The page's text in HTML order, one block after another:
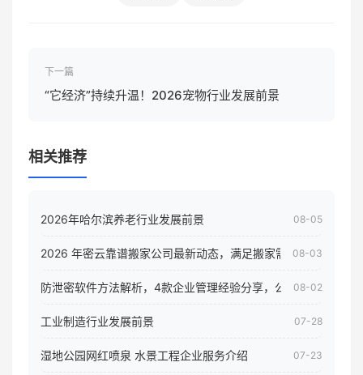
下一篇
“它经济”持续升温！2026宠物行业发展前景
相关推荐
2026年哈尔滨养老行业发展前景 08-05
2026 年密云靠谱搬家公司最新动态，满足搬家需求！08-03
防泄密软件方法解析，4款企业管理经验分享，公司员工电脑核
08-02
工业制造行业发展前景 07-28
湿地公园网红喷泉 水景工程企业服务介绍 07-23